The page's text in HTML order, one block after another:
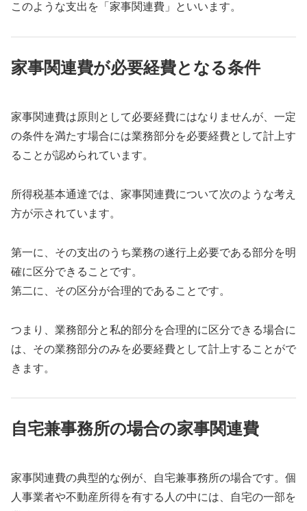
このような支出を「家事関連費」といいます。
家事関連費が必要経費となる条件
家事関連費は原則として必要経費にはなりませんが、一定
の条件を満たす場合には業務部分を必要経費として計上す
ることが認められています。
所得税基本通達では、家事関連費について次のような考え
方が示されています。
第一に、その支出のうち業務の遂行上必要である部分を明
確に区分できることです。
第二に、その区分が合理的であることです。
つまり、業務部分と私的部分を合理的に区分できる場合に
は、その業務部分のみを必要経費として計上することがで
きます。
自宅兼事務所の場合の家事関連費
家事関連費の典型的な例が、自宅兼事務所の場合です。個
人事業者や不動産所得を有する人の中には、自宅の一部を